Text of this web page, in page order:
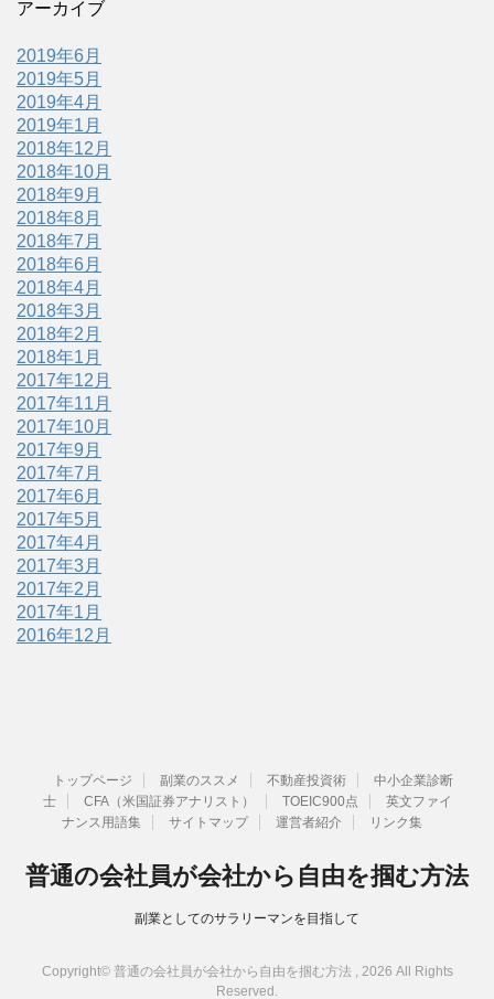
アーカイブ
2019年6月
2019年5月
2019年4月
2019年1月
2018年12月
2018年10月
2018年9月
2018年8月
2018年7月
2018年6月
2018年4月
2018年3月
2018年2月
2018年1月
2017年12月
2017年11月
2017年10月
2017年9月
2017年7月
2017年6月
2017年5月
2017年4月
2017年3月
2017年2月
2017年1月
2016年12月
トップページ 副業のススメ 不動産投資術
中小企業診断
士
CFA（米国証券アナリスト） TOEIC900点
英文ファイ
ナンス用語集
サイトマップ 運営者紹介 リンク集
普通の会社員が会社から自由を掴む方法
副業としてのサラリーマンを目指して
Copyright© 普通の会社員が会社から自由を掴む方法 , 2026 All Rights
Reserved.